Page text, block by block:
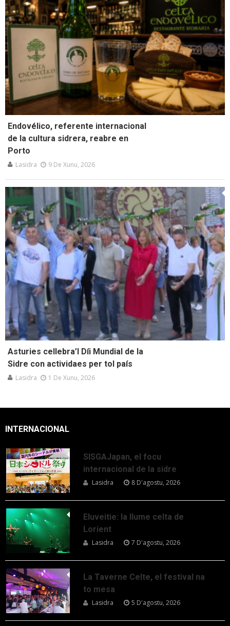
Endovélico, referente internacional
de la cultura sidrera, reabre en
Porto
Lasidra 9 De Xunu, 2026
Asturies cellebra’l Díi Mundial de la
Sidre con actividaes per tol país
Lasidra 1 De Xunu, 2026
INTERNACIONAL
SISGAJapan, el focu
internacional de la sidre
Lasidra 8 D'agostu, 2026
Eluveitie: la llume celta de
Lorient
Lasidra 7 D'agostu, 2026
La Taverne Celte, el festival na
to mesa
Lasidra 5 D'agostu, 2026